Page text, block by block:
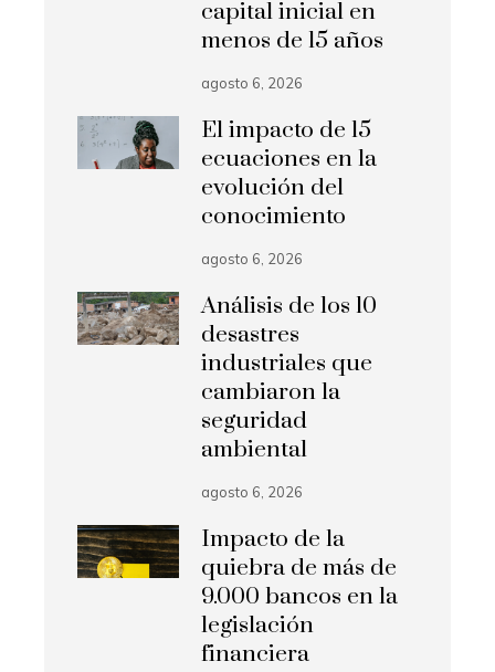
capital inicial en
menos de 15 años
agosto 6, 2026
El impacto de 15
ecuaciones en la
evolución del
conocimiento
agosto 6, 2026
Análisis de los 10
desastres
industriales que
cambiaron la
seguridad
ambiental
agosto 6, 2026
Impacto de la
quiebra de más de
9.000 bancos en la
legislación
financiera